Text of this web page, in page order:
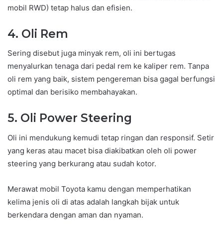
mobil RWD) tetap halus dan efisien.
4. Oli Rem
Sering disebut juga minyak rem, oli ini bertugas
menyalurkan tenaga dari pedal rem ke kaliper rem. Tanpa
oli rem yang baik, sistem pengereman bisa gagal berfungsi
optimal dan berisiko membahayakan.
5. Oli Power Steering
Oli ini mendukung kemudi tetap ringan dan responsif. Setir
yang keras atau macet bisa diakibatkan oleh oli power
steering yang berkurang atau sudah kotor.
Merawat mobil Toyota kamu dengan memperhatikan
kelima jenis oli di atas adalah langkah bijak untuk
berkendara dengan aman dan nyaman.